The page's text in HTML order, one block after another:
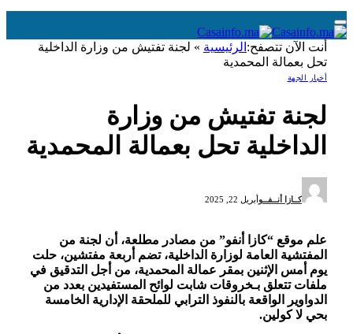
أنت الآن تتصفح:الرئيسية»لجنة تفتيش من وزارة الداخلية
تحل بعمالة المحمدية
أخبار الجهة
لجنة تفتيش من وزارة
الداخلية تحل بعمالة المحمدية
كــازا أنــفــوأبريل 22, 2025
علم موقع “كازا أنفو” من مصادر مطلعة، أن لجنة من
المفتشية العامة لوزارة الداخلية، تضم أربعة مفتشين، حلت
يوم أمس الإثنين بمقر عمالة المحمدية، من أجل التدقيق في
ملفات تتعلق بـخروقات شابت لوائح المستفيدين بعدد من
الدواوير الواقعة بالنفوذ الترابي للملحقة الإدارية الخامسة
بحي لا كولين.